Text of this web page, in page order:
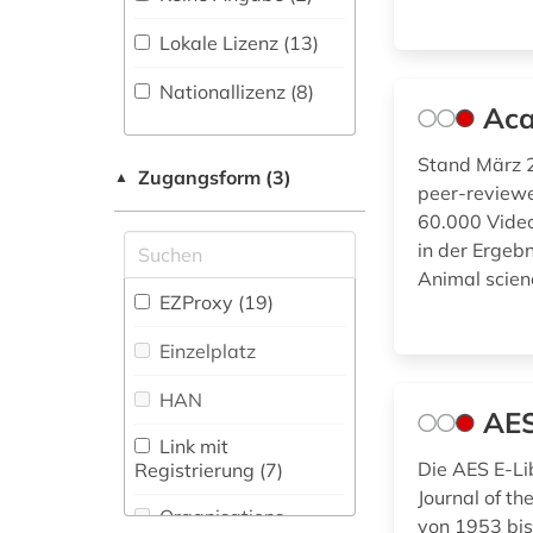
Gesundheitswissenschaften
(1)
Informatik (14)
Klassische
Mittellateinische und
Philologie. Neulatein
Kunstgeschichte (67)
Mathematik (18)
Medien- und
anleitung (1)
anthologie (2)
app (2)
arabische staaten
arabistik (1)
arbeiterbewegung
(1)
architektur (3)
Regionalbibliographie
(8
Portal (72
(37)
Volltextdatenbank
(212
Wörterbuch,
Enzyklopädie,
Nachschlagwerk (96
Zeitschriftenbibliographie
(2)
Lokale Lizenz (13)
Nationallizenz (8)
▲ Zugangsform (3)
EZProxy (19)
Einzelplatz
HAN
Link mit
Registrierung (7)
Organisations-
Stand März
peer-
60.000
in der
Animal
Die AES E-
Journal of
von 1953